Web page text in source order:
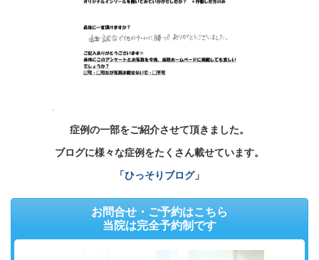
症例の一部をご紹介させて頂きました。
ブログに様々な症例をたくさん載せています。
「ひっそりブログ」
お問合せ・ご予約はこちら
当院は完全予約制です